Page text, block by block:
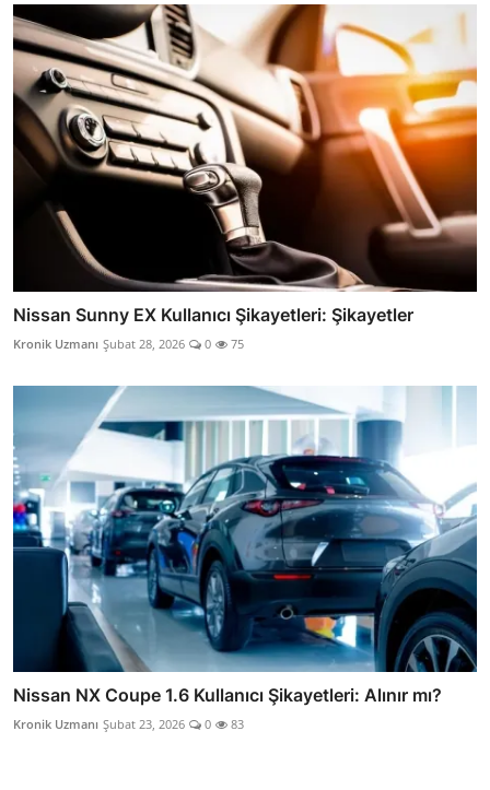
Nissan Sunny EX Kullanıcı Şikayetleri: Şikayetler
Kronik Uzmanı Şubat 28, 2026 0 75
Nissan NX Coupe 1.6 Kullanıcı Şikayetleri: Alınır mı?
Kronik Uzmanı Şubat 23, 2026 0 83